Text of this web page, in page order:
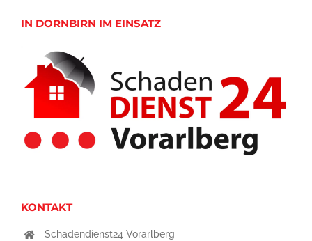
IN DORNBIRN IM EINSATZ
KONTAKT
Schadendienst24 Vorarlberg